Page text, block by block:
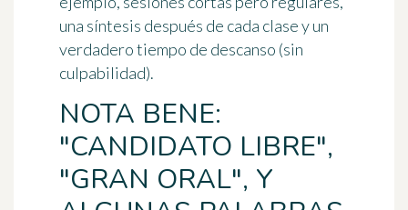
una síntesis después de cada clase y un
verdadero tiempo de descanso (sin
culpabilidad).
NOTA BENE:
"CANDIDATO LIBRE",
"GRAN ORAL", Y